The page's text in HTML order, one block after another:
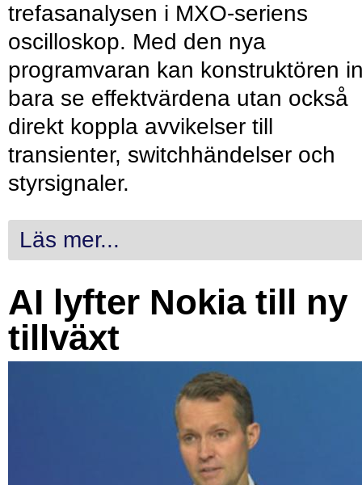
trefasanalysen i MXO-seriens
oscilloskop. Med den nya
programvaran kan konstruktören
bara se effektvärdena utan också
direkt koppla avvikelser till
transienter, switchhändelser och
styrsignaler.
Läs mer...
AI lyfter Nokia till ny
tillväxt